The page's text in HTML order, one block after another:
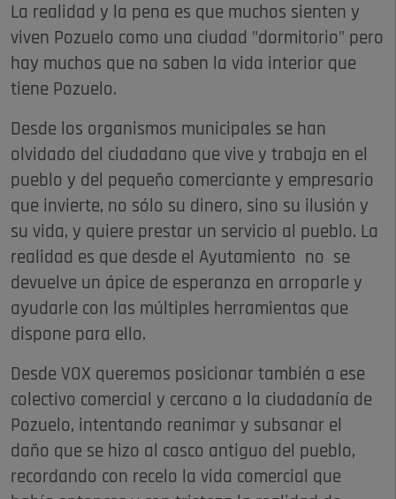
La realidad y la pena es que muchos sienten y
viven Pozuelo como una ciudad "dormitorio" pero
hay muchos que no saben la vida interior que
tiene Pozuelo.
Desde los organismos municipales se han
olvidado del ciudadano que vive y trabaja en el
pueblo y del pequeño comerciante y empresario
que invierte, no sólo su dinero, sino su ilusión y
su vida, y quiere prestar un servicio al pueblo. La
realidad es que desde el Ayutamiento no se
devuelve un ápice de esperanza en arroparle y
ayudarle con las múltiples herramientas que
dispone para ello.
Desde VOX queremos posicionar también a ese
colectivo comercial y cercano a la ciudadanía de
Pozuelo, intentando reanimar y subsanar el
daño que se hizo al casco antiguo del pueblo,
recordando con recelo la vida comercial que